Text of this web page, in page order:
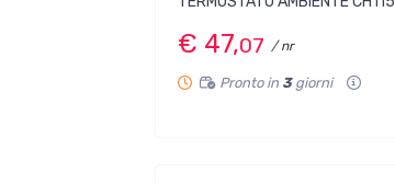
€ 47,07 / nr
Pronto in 3giorni